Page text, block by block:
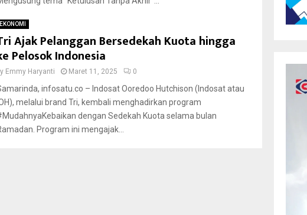
EKONOMI
Ajak Pelanggan Bersedekah Kuota hingga
Pelosok Indonesia
Emmy Haryanti Maret 11, 2025 0
infosatu.co – Indosat Ooredoo Hutchison (Indosat atau
melalui brand Tri, kembali menghadirkan program
dengan Sedekah Kuota selama bulan
Program ini mengajak...